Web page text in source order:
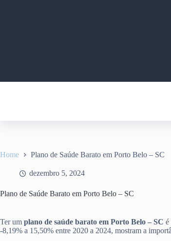
Home Plano de Saúde Barato em Porto Belo – SC
dezembro 5, 2024
Plano de Saúde Barato em Porto Belo – SC
Ter um plano de saúde barato em Porto Belo – SC é
-8,19% a 15,50% entre 2020 a 2024, mostram a